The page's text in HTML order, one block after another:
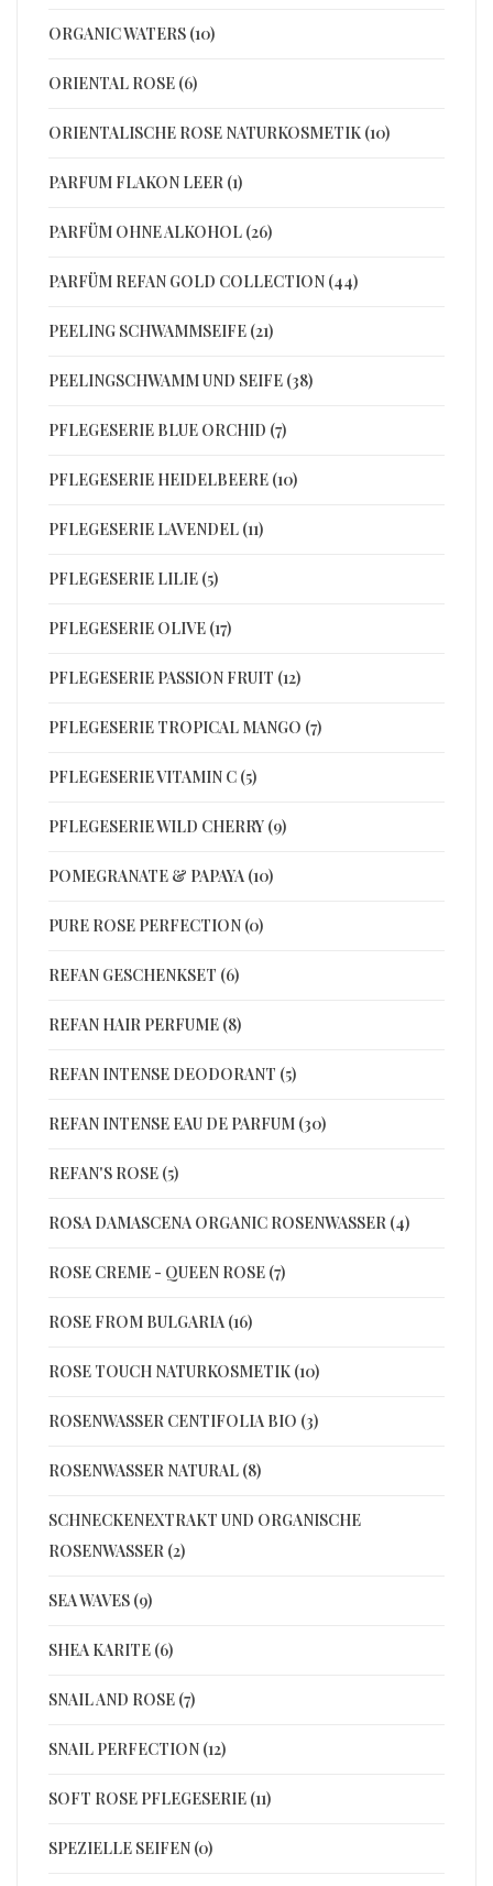
ORGANIC WATERS (10)
ORIENTAL ROSE (6)
ORIENTALISCHE ROSE NATURKOSMETIK (10)
PARFUM FLAKON LEER (1)
PARFÜM OHNE ALKOHOL (26)
PARFÜM REFAN GOLD COLLECTION (44)
PEELING SCHWAMMSEIFE (21)
PEELINGSCHWAMM UND SEIFE (38)
PFLEGESERIE BLUE ORCHID (7)
PFLEGESERIE HEIDELBEERE (10)
PFLEGESERIE LAVENDEL (11)
PFLEGESERIE LILIE (5)
PFLEGESERIE OLIVE (17)
PFLEGESERIE PASSION FRUIT (12)
PFLEGESERIE TROPICAL MANGO (7)
PFLEGESERIE VITAMIN C (5)
PFLEGESERIE WILD CHERRY (9)
POMEGRANATE & PAPAYA (10)
PURE ROSE PERFECTION (0)
REFAN GESCHENKSET (6)
REFAN HAIR PERFUME (8)
REFAN INTENSE DEODORANT (5)
REFAN INTENSE EAU DE PARFUM (30)
REFAN'S ROSE (5)
ROSA DAMASCENA ORGANIC ROSENWASSER (4)
ROSE CREME - QUEEN ROSE (7)
ROSE FROM BULGARIA (16)
ROSE TOUCH NATURKOSMETIK (10)
ROSENWASSER CENTIFOLIA BIO (3)
ROSENWASSER NATURAL (8)
SCHNECKENEXTRAKT UND ORGANISCHE
ROSENWASSER (2)
SEA WAVES (9)
SHEA KARITE (6)
SNAIL AND ROSE (7)
SNAIL PERFECTION (12)
SOFT ROSE PFLEGESERIE (11)
SPEZIELLE SEIFEN (0)